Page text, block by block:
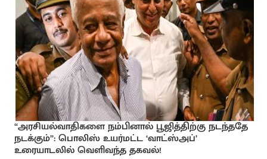
“அரசியல்வாதிகளை நம்பினால் பூஜித்திற்கு நடந்ததே
நடக்கும்”: பொலிஸ் உயர்மட்ட ‘வாட்ஸ்அப்’
உரையாடலில் வெளிவந்த தகவல்!